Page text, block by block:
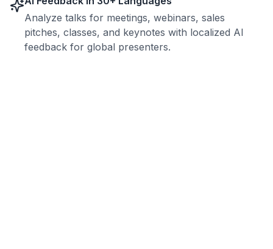
Analyze talks for meetings, webinars, sales
pitches, classes, and keynotes with localized AI
feedback for global presenters.